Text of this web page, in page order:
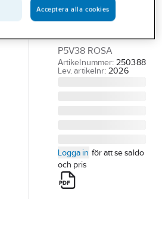
SLIPSTIFT TYROLIT
FORM 52ZY 5X10-
3X30MM 88A60-
P5V38 ROSA
Artikelnummer: 250388
Lev. artikelnr: 2026
Logga in för att se saldo
och pris
Acceptera alla cookies